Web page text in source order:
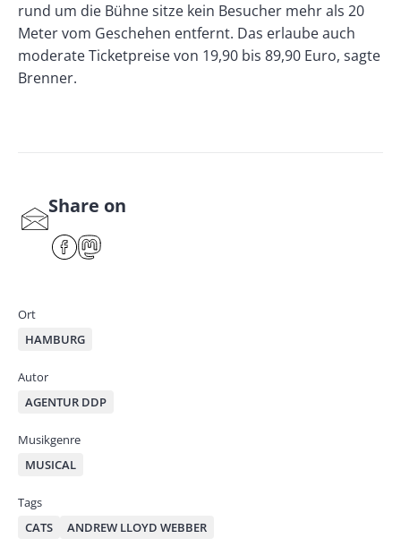
rund um die Bühne sitze kein Besucher mehr als 20
Meter vom Geschehen entfernt. Das erlaube auch
moderate Ticketpreise von 19,90 bis 89,90 Euro, sagte
Brenner.
S
Share on
F
Ort
HAMBURG
Autor
AGENTUR DDP
Musikgenre
MUSICAL
Tags
CATS
ANDREW LLOYD WEBBER